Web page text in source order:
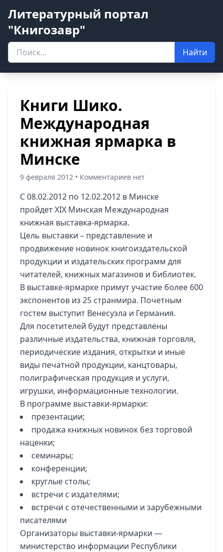
Литературный портал
"Книгозавр"
Найти
Книги Шико.
Международная
книжная ярмарка в
Минске
9 февраля 2012 • Комментариев нет
С 08.02.2012 по 12.02.2012 в Минске
пройдет XIX Минская Международная
книжная выставка-ярмарка.
Цель выставки – представление и
продвижение новинок книгоиздательской
продукции и издательских программ для
читателей, книжных магазинов и библиотек.
В выставке-ярмарке примут участие более 600
экспонентов из 25 странмира. Почетным
гостем выступит Венесуэла и Германия.
Для посетителей будут представлены
различные издательства, книжная торговля,
периодические издания, открытки и иные
виды печатной продукции, канцтовары,
полиграфическая продукция и услуги,
игрушки, информационные технологии.
В программе выставки-ярмарки:
презентации;
продажа книжных новинок без торговой
наценки;
семинары;
конференции;
круглые столы;
встречи с издателями;
встречи с отечественными и зарубежными
писателями
Организаторы выставки-ярмарки —
министерство информации Республики